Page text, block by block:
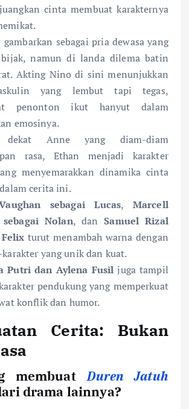
cinta membuat karakternya
sebagai pria dewasa yang
namun di landa dilema batin
Akting Nino di sini menunjukkan
yang lembut tapi tegas,
penonton ikut hanyut dalam
emosinya.
dekat Anne yang diam-diam
rasa, Ethan menjadi karakter
menyemarakkan dinamika cinta
cerita ini.
sebagai Lucas, Marcell
Nolan, danSamuel Rizal
turut menambah warna dengan
yang unik dan kuat.
Putri dan Aylena Fusil juga tampil
pendukung yang memperkuat
konflik dan humor.
Cerita: Bukan
membuatDuren Jatuh
drama lainnya?